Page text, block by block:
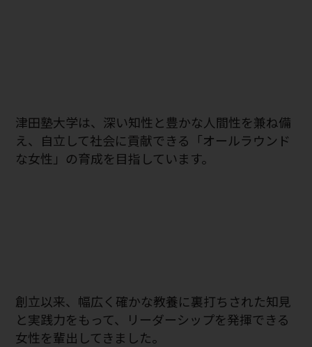
津田塾大学は、深い知性と豊かな人間性を兼ね備
え、自立して社会に貢献できる「オールラウンド
な女性」の育成を目指しています。
創立以来、幅広く確かな教養に裏打ちされた知見
と実践力をもって、リーダーシップを発揮できる
女性を輩出してきました。